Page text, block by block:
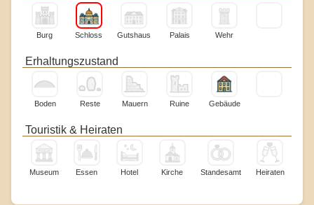
Burg Schloss Gutshaus Palais Wehr
Erhaltungszustand
Boden Reste Mauern Ruine Gebäude
Touristik & Heiraten
Museum Essen Hotel Kirche Standesamt Heiraten